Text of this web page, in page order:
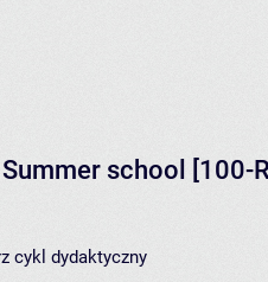
school [100-
cykl dydaktyczny